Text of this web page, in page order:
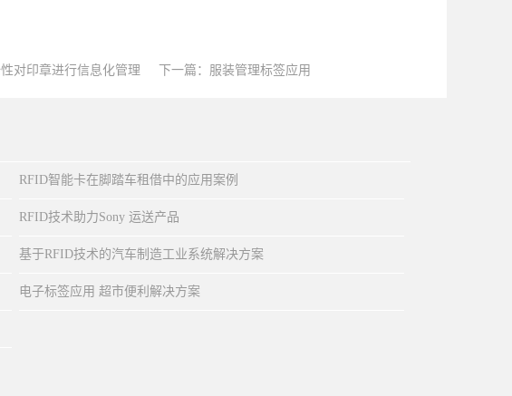
对印章进行信息化管理 下一篇： 服装管理标签应用
RFID智能卡在脚踏车租借中的应用案例
RFID技术助力Sony 运送产品
基于RFID技术的汽车制造工业系统解决方案
电子标签应用 超市便利解决方案